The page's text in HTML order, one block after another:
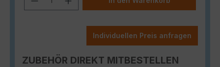
Individuellen Preis anfragen
ZUBEHÖR DIREKT MITBESTELLEN